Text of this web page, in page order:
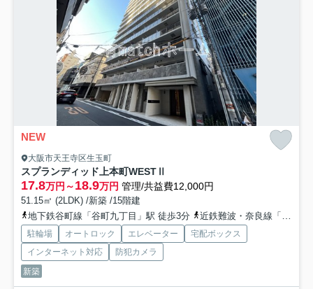
NEW
大阪市天王寺区生玉町
スプランディッド上本町WESTⅡ
17.8万円～18.9万円 管理/共益費12,000円
51.15㎡ (2LDK) /新築 /15階建
地下鉄谷町線「谷町九丁目」駅 徒歩3分
近鉄難波・奈良線「大阪上本町」駅 徒歩10分
駐輪場 オートロック エレベーター
宅配ボックス
インターネット対応
防犯カメラ
新築